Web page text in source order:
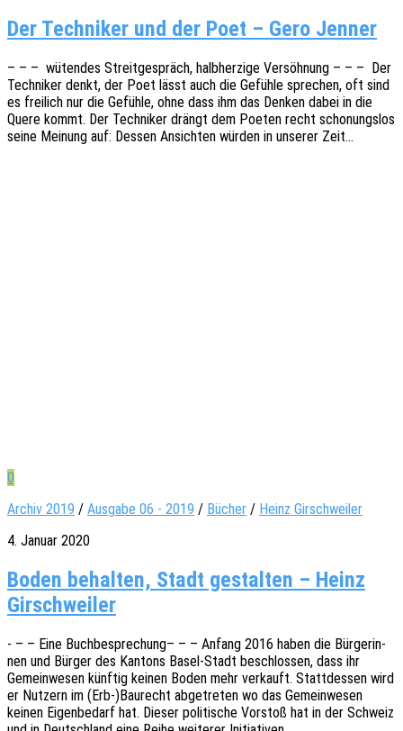
Der Techniker und der Poet – Gero Jenner
– – – wüten­des Streit­ge­spräch, halb­her­zi­ge Versöh­nung – – – Der
Tech­ni­ker denkt, der Poet lässt auch die Gefüh­le spre­chen, oft sind
es frei­lich nur die Gefüh­le, ohne dass ihm das Denken dabei in die
Quere kommt. Der Tech­ni­ker drängt dem Poeten recht scho­nungs­los
seine Meinung auf: Dessen Ansich­ten würden in unse­rer Zeit…
0
Archiv 2019 / Ausgabe 06 - 2019 / Bücher / Heinz Girschweiler
4. Januar 2020
Boden behalten, Stadt gestalten – Heinz
Girschweiler
- – – Eine Buch­be­spre­chung– – – Anfang 2016 haben die Bürge­rin­
nen und Bürger des Kantons Basel-Stadt beschlos­sen, dass ihr
Gemein­we­sen künf­tig keinen Boden mehr verkauft. Statt­des­sen wird
er Nutzern im (Erb-)Baurecht abge­tre­ten wo das Gemein­we­sen
keinen Eigen­be­darf hat. Dieser poli­ti­sche Vorstoß hat in der Schweiz